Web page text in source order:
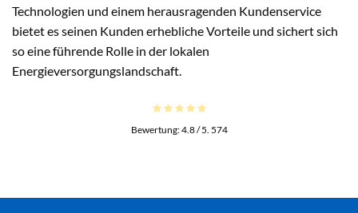
Technologien und einem herausragenden Kundenservice
bietet es seinen Kunden erhebliche Vorteile und sichert sich
so eine führende Rolle in der lokalen
Energieversorgungslandschaft.
Bewertung:4.8/ 5. 574